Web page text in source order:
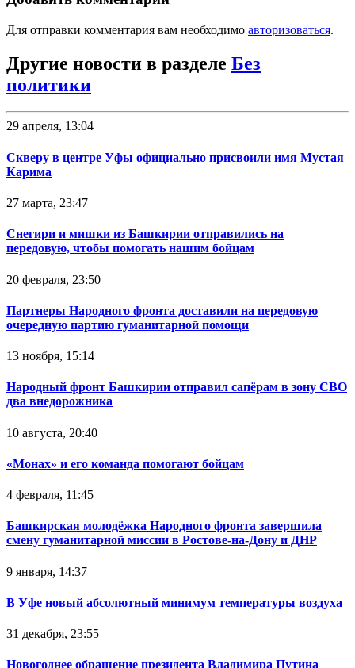
Для отправки комментария вам необходимо авторизоваться.
Другие новости в разделе Без
политики
29 апреля, 13:04
Скверу в центре Уфы официально присвоили имя Мустая
Карима
27 марта, 23:47
Снегири и мишки из Башкирии отправились на
передовую, чтобы помогать нашим бойцам
20 февраля, 23:50
Партнеры Народного фронта доставили на передовую
очередную партию гуманитарной помощи
13 ноября, 15:14
Народный фронт Башкирии отправил сапёрам в зону СВО
два внедорожника
10 августа, 20:40
«Монах» и его команда помогают бойцам
4 февраля, 11:45
Башкирская молодёжка Народного фронта завершила
смену гуманитарной миссии в Ростове-на-Дону и ДНР
9 января, 14:37
В Уфе новый абсолютный минимум температуры воздуха
31 декабря, 23:55
Новогоднее обращение президента Владимира Путина